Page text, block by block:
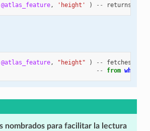
@atlas_feature, 'height' ) -- returns
@atlas_feature, "height" ) -- fetches
--
from which
nombrados para facilitar la lectura